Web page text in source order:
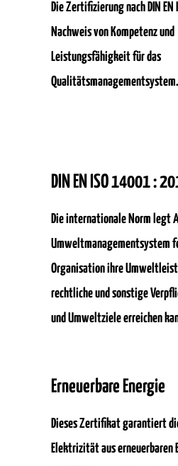
Die Zertifizierung nach DIN
Nachweis von Kompetenz und
Leistungsfähigkeit für das
Qualitätsmanagementsystem.
DIN EN ISO 14001 :
Die internationale Norm legt
Umweltmanagementsystem
Organisation ihre
rechtliche und sonstige
und Umweltziele erreichen
Erneuerbare Energie
Dieses Zertifikat garantiert
Elektrizität aus erneuerbaren